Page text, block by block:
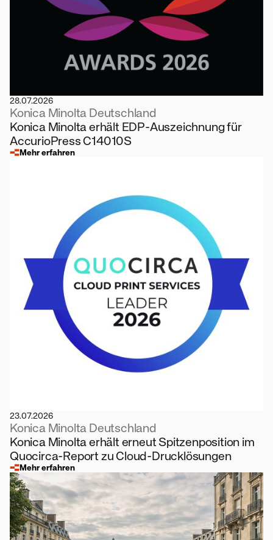
28.07.2026
Konica Minolta Deutschland
Konica Minolta erhält EDP-Auszeichnung für
AccurioPress C14010S
Mehr erfahren
23.07.2026
Konica Minolta Deutschland
Konica Minolta erhält erneut Spitzenposition im
Quocirca-Report zu Cloud-Drucklösungen
Mehr erfahren